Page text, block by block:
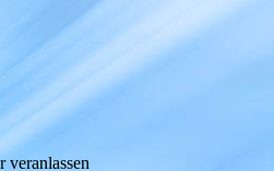
veranlassen